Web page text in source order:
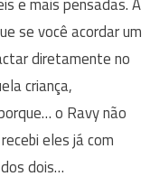
se você acordar um
diretamente no
criança,
o Ravy não
eles já com
dois…